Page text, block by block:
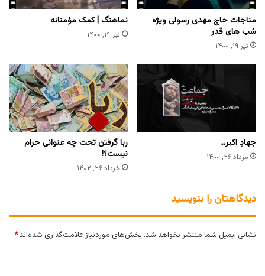
مناجات حاج مهدی رسولی ویژه
شب های قدر
تیر ۱۹, ۱۴۰۰
نماهنگ | کمک مؤمنانه
تیر ۱۹, ۱۴۰۰
جهادِ اکبر…
مرداد ۲۶, ۱۴۰۰
ربا گرفتن تحت چه عنوانی حرام
نیست؟!
خرداد ۲۶, ۱۴۰۲
دیدگاهتان را بنویسید
نشانی ایمیل شما منتشر نخواهد شد. بخش‌های موردنیاز علامت‌گذاری شده‌اند*